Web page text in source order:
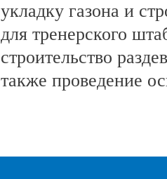
укладку газона и
для тренерского
строительство
также проведение